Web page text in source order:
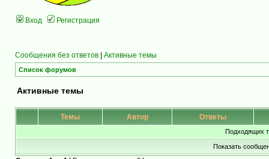
Вход Регистрация
Сообщения без ответов | Активные темы
Список форумов
Активные темы
Темы Автор Ответы
Подходящих
Показать